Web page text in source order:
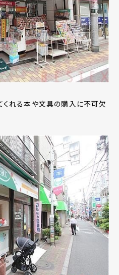
くれる本や文具の購入に不可欠